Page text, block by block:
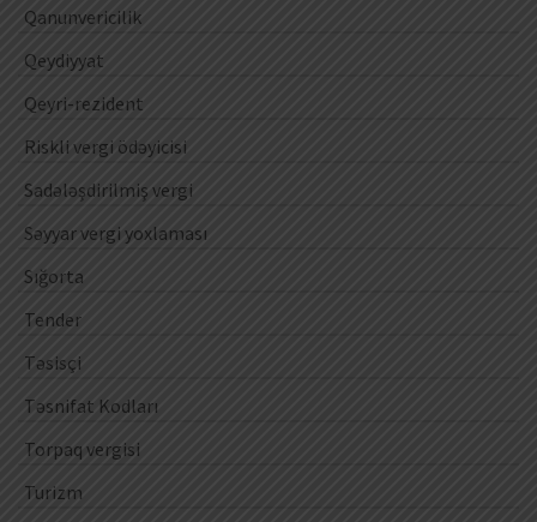
Qanunvericilik
Qeydiyyat
Qeyri-rezident
Riskli vergi ödəyicisi
Sadələşdirilmiş vergi
Səyyar vergi yoxlaması
Sığorta
Tender
Təsisçi
Təsnifat Kodları
Torpaq vergisi
Turizm